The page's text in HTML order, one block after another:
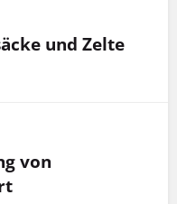
und Zelte
von